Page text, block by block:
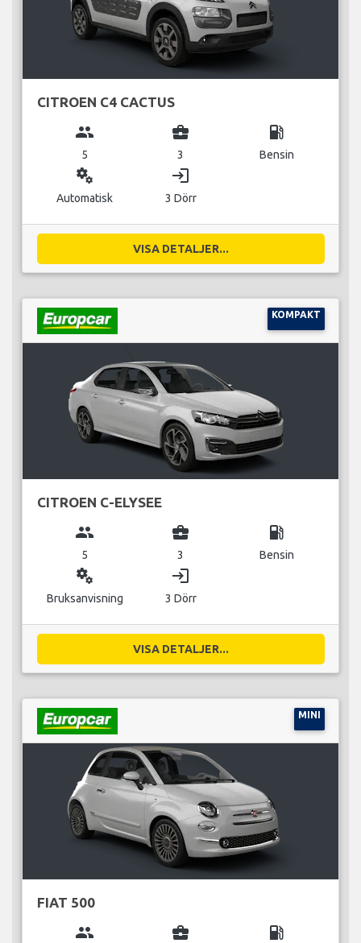
CITROEN C4 CACTUS
group
5
business_center
3
local_gas_station
Bensin
miscellaneous_services
Automatisk
login
3 Dörr
VISA DETALJER...
KOMPAKT
CITROEN C-ELYSEE
group
5
business_center
3
local_gas_station
Bensin
miscellaneous_services
Bruksanvisning
login
3 Dörr
VISA DETALJER...
MINI
FIAT 500
group business_center local_gas_station